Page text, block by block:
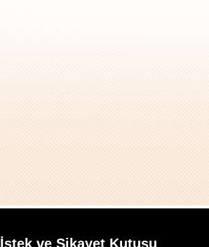
İstek ve Şikayet Kutusu